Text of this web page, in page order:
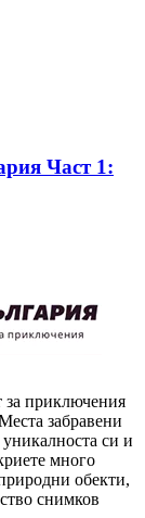
Част 1:
за приключения
забравени
си и
много
обекти,
снимков